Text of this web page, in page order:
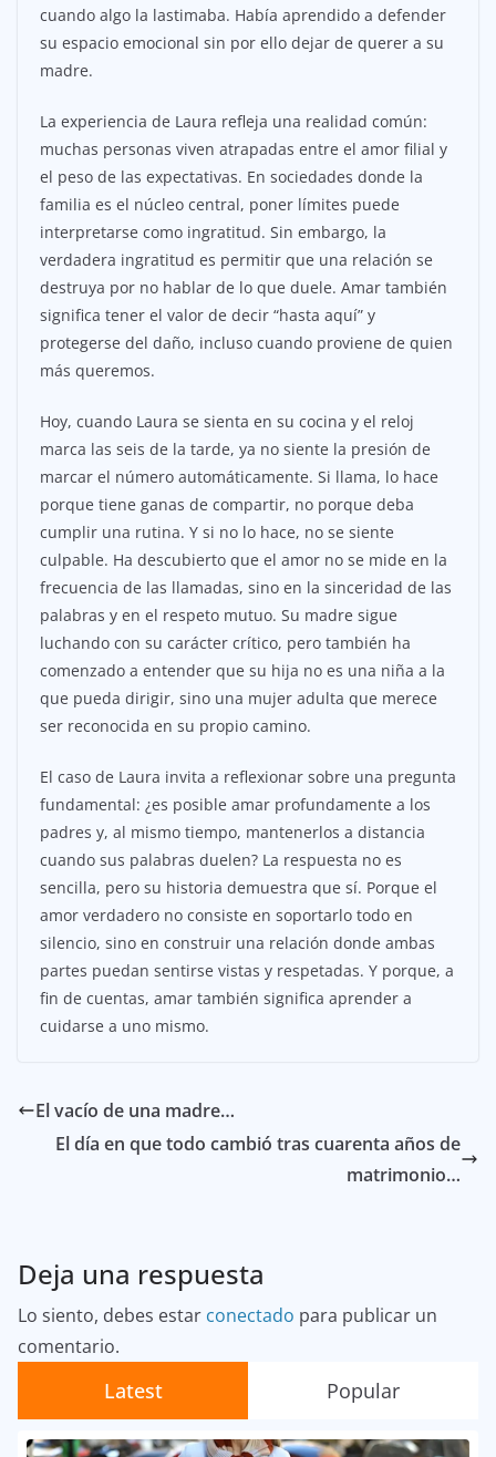
cuando algo la lastimaba. Había aprendido a defender
su espacio emocional sin por ello dejar de querer a su
madre.
La experiencia de Laura refleja una realidad común:
muchas personas viven atrapadas entre el amor filial y
el peso de las expectativas. En sociedades donde la
familia es el núcleo central, poner límites puede
interpretarse como ingratitud. Sin embargo, la
verdadera ingratitud es permitir que una relación se
destruya por no hablar de lo que duele. Amar también
significa tener el valor de decir “hasta aquí” y
protegerse del daño, incluso cuando proviene de quien
más queremos.
Hoy, cuando Laura se sienta en su cocina y el reloj
marca las seis de la tarde, ya no siente la presión de
marcar el número automáticamente. Si llama, lo hace
porque tiene ganas de compartir, no porque deba
cumplir una rutina. Y si no lo hace, no se siente
culpable. Ha descubierto que el amor no se mide en la
frecuencia de las llamadas, sino en la sinceridad de las
palabras y en el respeto mutuo. Su madre sigue
luchando con su carácter crítico, pero también ha
comenzado a entender que su hija no es una niña a la
que pueda dirigir, sino una mujer adulta que merece
ser reconocida en su propio camino.
El caso de Laura invita a reflexionar sobre una pregunta
fundamental: ¿es posible amar profundamente a los
padres y, al mismo tiempo, mantenerlos a distancia
cuando sus palabras duelen? La respuesta no es
sencilla, pero su historia demuestra que sí. Porque el
amor verdadero no consiste en soportarlo todo en
silencio, sino en construir una relación donde ambas
partes puedan sentirse vistas y respetadas. Y porque, a
fin de cuentas, amar también significa aprender a
cuidarse a uno mismo.
El vacío de una madre…
El día en que todo cambió tras cuarenta años de
matrimonio…
Deja una respuesta
Lo siento, debes estar conectado para publicar un
comentario.
Latest Popular